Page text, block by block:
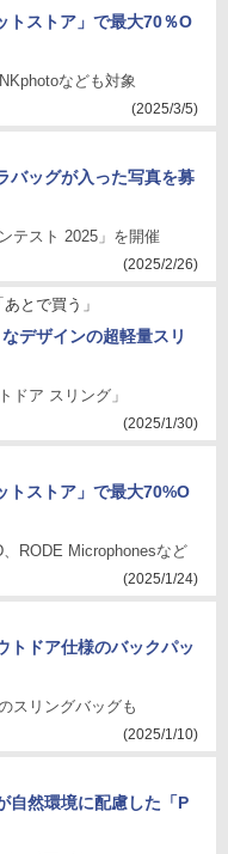
トストア」で最大70％O
なども対象
(2025/3/5)
バッグが入った写真を募
テスト 2025」を開催
(2025/2/26)
とで買う」
デザインの超軽量スリ
ドア スリング」
(2025/1/30)
トストア」で最大70%O
RODE Microphonesなど
(2025/1/24)
トドア仕様のバックパッ
スリングバッグも
(2025/1/10)
自然環境に配慮した「P